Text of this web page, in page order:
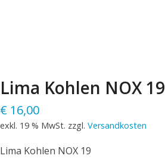
Lima Kohlen NOX 19
€ 16,00
exkl. 19 % MwSt. zzgl. Versandkosten
Lima Kohlen NOX 19